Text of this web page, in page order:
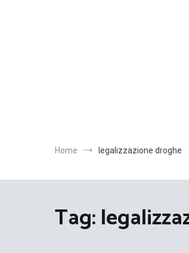
Home legalizzazione droghe
Tag: